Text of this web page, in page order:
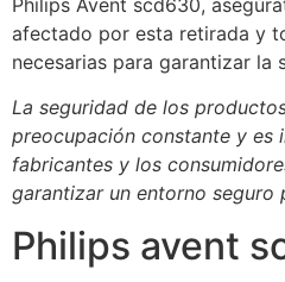
afectado por esta retirada y
necesarias para garantizar la
La seguridad de los
preocupación constante y es
fabricantes y los
garantizar un entorno seguro
Philips avent